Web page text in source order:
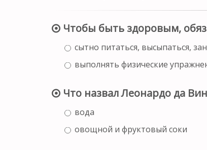
Чтобы быть здоровым,
сытно питаться, высыпаться,
выполнять физические
Что назвал Леонардо да
вода
овощной и фруктовый соки